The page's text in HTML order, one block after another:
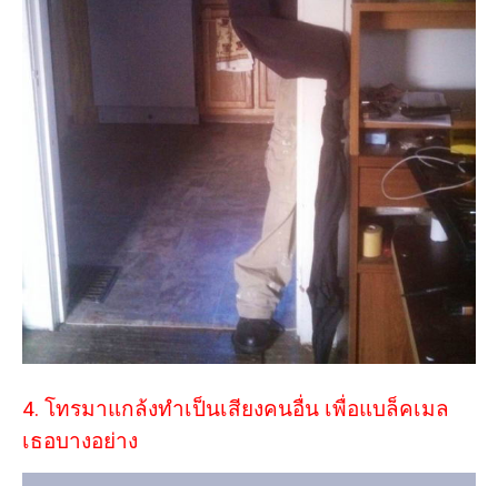
4. โทรมาแกล้งทำเป็นเสียงคนอื่น เพื่อแบล็คเมล
เธอบางอย่าง